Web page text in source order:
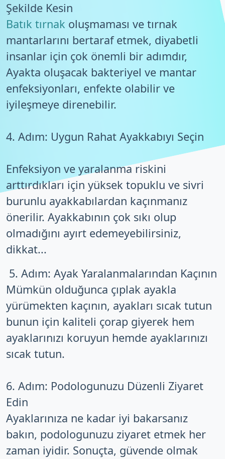
Şekilde Kesin
Batık tırnak oluşmaması ve tırnak
mantarlarını bertaraf etmek, diyabetli
insanlar için çok önemli bir adımdır,
Ayakta oluşacak bakteriyel ve mantar
enfeksiyonları, enfekte olabilir ve
iyileşmeye direnebilir.
4. Adım: Uygun Rahat Ayakkabıyı Seçin
Enfeksiyon ve yaralanma riskini
arttırdıkları için yüksek topuklu ve sivri
burunlu ayakkabılardan kaçınmanız
önerilir. Ayakkabının çok sıkı olup
olmadığını ayırt edemeyebilirsiniz,
dikkat...
5. Adım: Ayak Yaralanmalarından Kaçının
Mümkün olduğunca çıplak ayakla
yürümekten kaçının, ayakları sıcak tutun
bunun için kaliteli çorap giyerek hem
ayaklarınızı koruyun hemde ayaklarınızı
sıcak tutun.
6. Adım: Podologunuzu Düzenli Ziyaret
Edin
Ayaklarınıza ne kadar iyi bakarsanız
bakın, podologunuzu ziyaret etmek her
zaman iyidir. Sonuçta, güvende olmak